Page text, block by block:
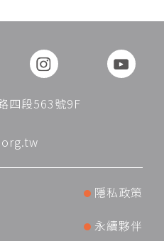
四段563號9F
隱私政策
永續夥伴